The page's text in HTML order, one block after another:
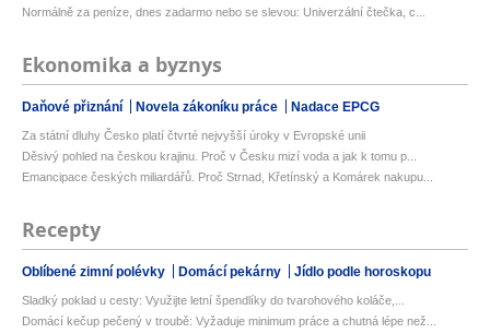
Normálně za peníze, dnes zadarmo nebo se slevou: Univerzální čtečka, c...
Ekonomika a byznys
Daňové přiznání Novela zákoníku práce Nadace EPCG
Za státní dluhy Česko platí čtvrté nejvyšší úroky v Evropské unii
Děsivý pohled na českou krajinu. Proč v Česku mizí voda a jak k tomu p...
Emancipace českých miliardářů. Proč Strnad, Křetínský a Komárek nakupu...
Recepty
Oblíbené zimní polévky Domácí pekárny Jídlo podle horoskopu
Sladký poklad u cesty: Využijte letní špendlíky do tvarohového koláče,...
Domácí kečup pečený v troubě: Vyžaduje minimum práce a chutná lépe než...